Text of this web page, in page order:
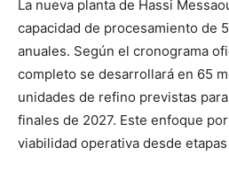
La nueva planta de Hassi
capacidad de procesamiento de
anuales. Según el cronograma
completo se desarrollará en 65
unidades de refino previstas
finales de 2027. Este enfoque
viabilidad operativa desde